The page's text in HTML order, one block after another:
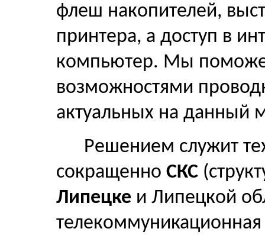
флеш накопителей,
принтера, а доступ в
компьютер. Мы
возможностями
актуальных на данный
Решением служит
сокращенно СКС
Липецке и Липецкой